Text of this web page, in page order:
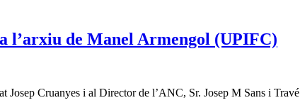
l’arxiu de Manel Armengol (UPIFC)
Josep Cruanyes i al Director de l’ANC, Sr. Josep M Sans i Travé